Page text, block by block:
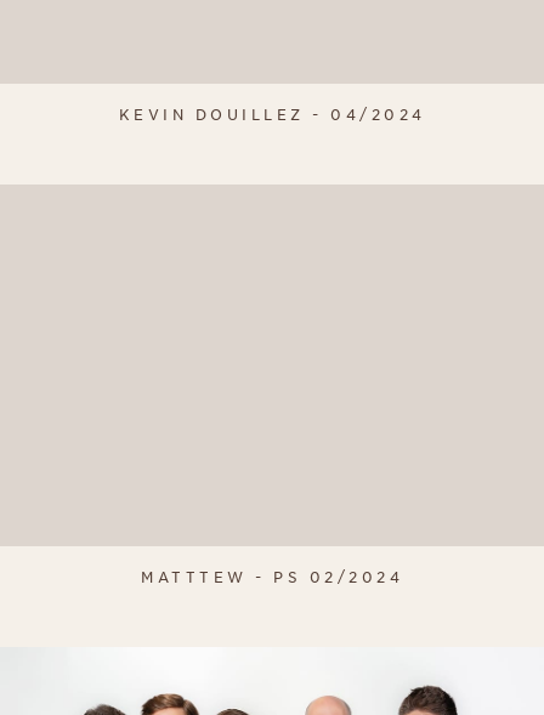
KEVIN DOUILLEZ - 04/2024
MATTTEW - PS 02/2024